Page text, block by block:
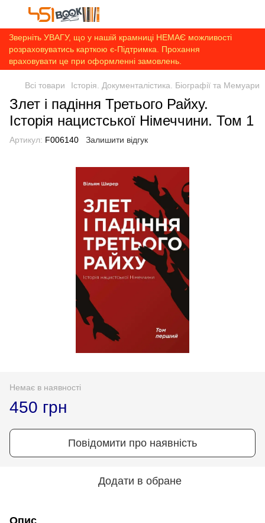
Зверніть УВАГУ, що у нашій крамниці НЕМАЄ можливості
розраховуватись карткою є-Підтримка. Прохання
враховувати це при оформленні замовлень.
Всі товари Історія. Документалістика. Біографії та Мемуари
Злет і падіння Третього Райху.
Історія нацистської Німеччини. Том 1
Артикул: F006140 Залишити відгук
Немає в наявності
450 грн
Повідомити про наявність
Додати в обране
Опис